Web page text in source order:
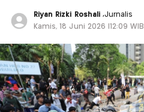
Riyan Rizki Roshali ,Jurnalis
Kamis, 18 Juni 2026 |12:09 WIB